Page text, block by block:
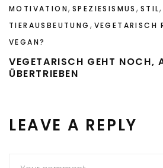
MOTIVATION, SPEZIESISMUS , STIL,
TIERAUSBEUTUNG , VEGETARISCH
VEGAN?
VEGETARISCH GEHT NOCH,
ÜBERTRIEBEN
LEAVE A REPLY